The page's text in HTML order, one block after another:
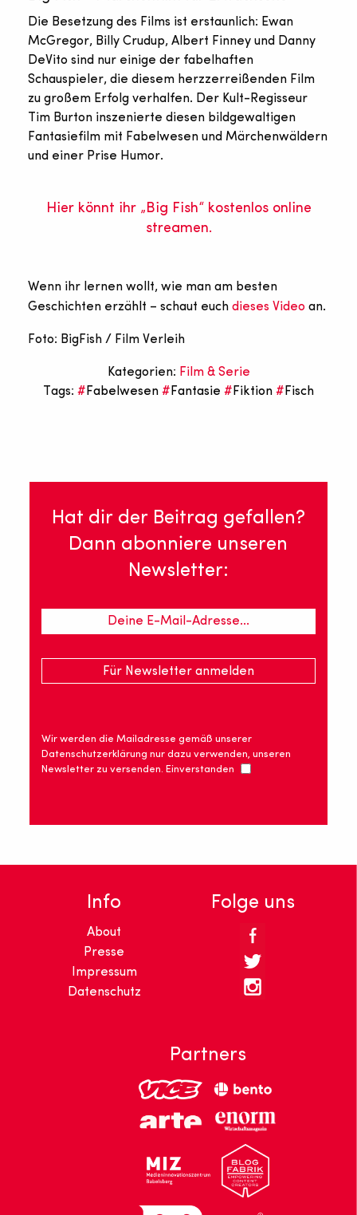
Die Besetzung des Films ist erstaunlich: Ewan
McGregor, Billy Crudup, Albert Finney und Danny
DeVito sind nur einige der fabelhaften
Schauspieler, die diesem herzzerreißenden Film
zu großem Erfolg verhalfen. Der Kult-Regisseur
Tim Burton inszenierte diesen bildgewaltigen
Fantasiefilm mit Fabelwesen und Märchenwäldern
und einer Prise Humor.
Hier könnt ihr „Big Fish“ kostenlos online
streamen.
Wenn ihr lernen wollt, wie man am besten
Geschichten erzählt – schaut euch dieses Video an.
Foto: BigFish / Film Verleih
Kategorien: Film & Serie
Tags:
Fabelwesen Fantasie Fiktion Fisch
Hat dir der Beitrag gefallen?
Dann abonniere unseren
Newsletter:
Wir werden die Mailadresse gemäß unserer
Datenschutzerklärung nur dazu verwenden, unseren
Newsletter zu versenden. Einverstanden
Info
About
Presse
Impressum
Datenschutz
Folge uns
Partners